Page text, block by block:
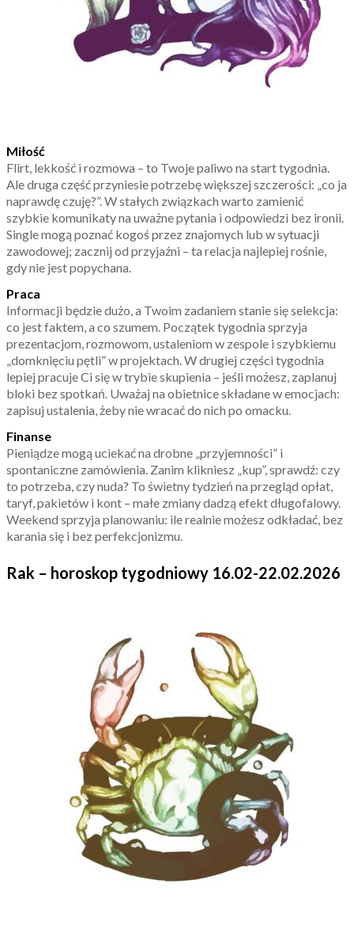
Miłość
Flirt, lekkość i rozmowa – to Twoje paliwo na start tygodnia.
Ale druga część przyniesie potrzebę większej szczerości: „co ja
naprawdę czuję?”. W stałych związkach warto zamienić
szybkie komunikaty na uważne pytania i odpowiedzi bez ironii.
Single mogą poznać kogoś przez znajomych lub w sytuacji
zawodowej; zacznij od przyjaźni – ta relacja najlepiej rośnie,
gdy nie jest popychana.
Praca
Informacji będzie dużo, a Twoim zadaniem stanie się selekcja:
co jest faktem, a co szumem. Początek tygodnia sprzyja
prezentacjom, rozmowom, ustaleniom w zespole i szybkiemu
„domknięciu pętli” w projektach. W drugiej części tygodnia
lepiej pracuje Ci się w trybie skupienia – jeśli możesz, zaplanuj
bloki bez spotkań. Uważaj na obietnice składane w emocjach:
zapisuj ustalenia, żeby nie wracać do nich po omacku.
Finanse
Pieniądze mogą uciekać na drobne „przyjemności” i
spontaniczne zamówienia. Zanim klikniesz „kup”, sprawdź: czy
to potrzeba, czy nuda? To świetny tydzień na przegląd opłat,
taryf, pakietów i kont – małe zmiany dadzą efekt długofalowy.
Weekend sprzyja planowaniu: ile realnie możesz odkładać, bez
karania się i bez perfekcjonizmu.
Rak – horoskop tygodniowy 16.02-22.02.2026